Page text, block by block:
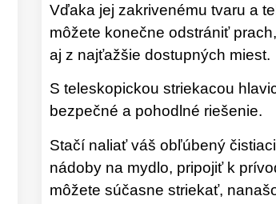
Vďaka jej zakrivenému tvaru a
môžete konečne odstrániť
aj z najťažšie dostupných miest.
S teleskopickou striekacou
bezpečné a pohodlné riešenie.
Stačí naliať váš obľúbený
nádoby na mydlo, pripojiť k
môžete súčasne striekať,